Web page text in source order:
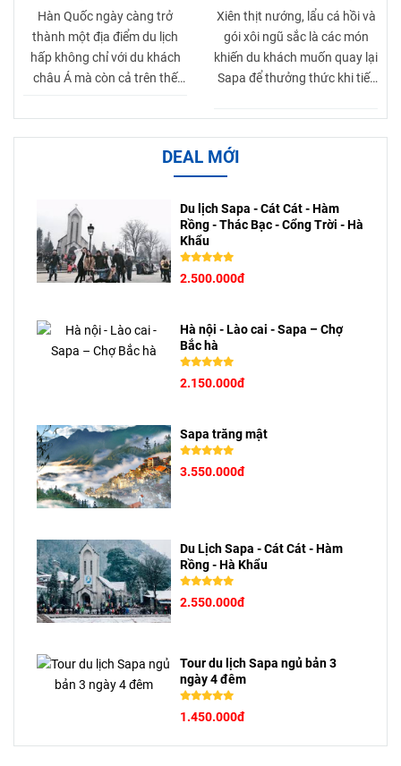
Hàn Quốc ngày càng trở
thành một địa điểm du lịch
hấp không chỉ với du khách
châu Á mà còn cả trên thế
nhiên tươi đẹp, thành phố rực
rỡ sôi động, cùng những giá
trị văn hóa truyền thống sâu
Xiên thịt nướng, lẩu cá hồi và
gói xôi ngũ sắc là các món
khiến du khách muốn quay lại
Sapa để thưởng thức khi tiết
DEAL MỚI
Du lịch Sapa - Cát Cát - Hàm
Rồng - Thác Bạc - Cổng Trời - Hà
Khẩu
2.500.000đ
Hà nội - Lào cai - Sapa – Chợ
Bắc hà
2.150.000đ
Sapa trăng mật
3.550.000đ
Du Lịch Sapa - Cát Cát - Hàm
Rồng - Hà Khẩu
2.550.000đ
Tour du lịch Sapa ngủ bản 3
ngày 4 đêm
1.450.000đ